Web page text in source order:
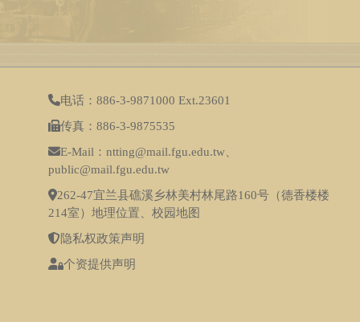
电话：886-3-9871000 Ext.23601
传真：886-3-9875535
E-Mail：ntting@mail.fgu.edu.tw、
public@mail.fgu.edu.tw
262-47宜兰县礁溪乡林美村林尾路160号（德香楼楼
214室） 地理位置、 校园地图
隐私权政策声明
个资提供声明